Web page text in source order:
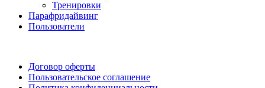
Тренировки
Парафридайвинг
Пользователи
Договор оферты
Пользовательское соглашение